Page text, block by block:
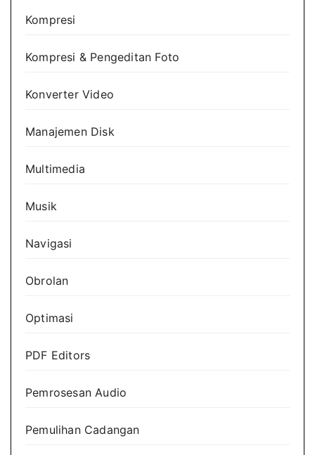
Kompresi
Kompresi & Pengeditan Foto
Konverter Video
Manajemen Disk
Multimedia
Musik
Navigasi
Obrolan
Optimasi
PDF Editors
Pemrosesan Audio
Pemulihan Cadangan